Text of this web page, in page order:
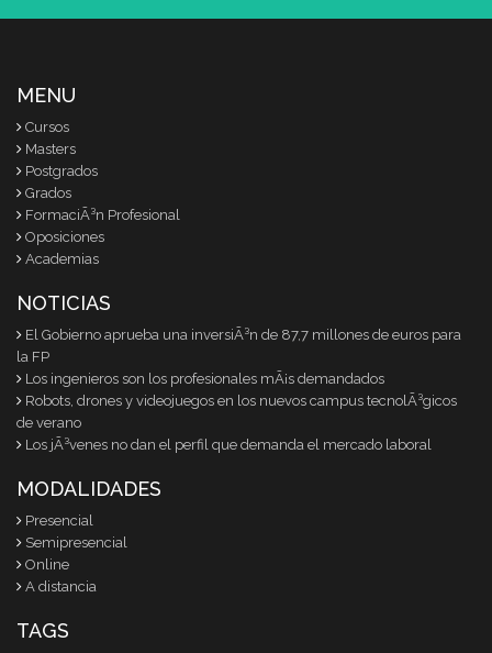
MENU
Cursos
Masters
Postgrados
Grados
FormaciÃ³n Profesional
Oposiciones
Academias
NOTICIAS
El Gobierno aprueba una inversiÃ³n de 87,7 millones de euros para
la FP
Los ingenieros son los profesionales mÃ¡s demandados
Robots, drones y videojuegos en los nuevos campus tecnolÃ³gicos
de verano
Los jÃ³venes no dan el perfil que demanda el mercado laboral
MODALIDADES
Presencial
Semipresencial
Online
A distancia
TAGS